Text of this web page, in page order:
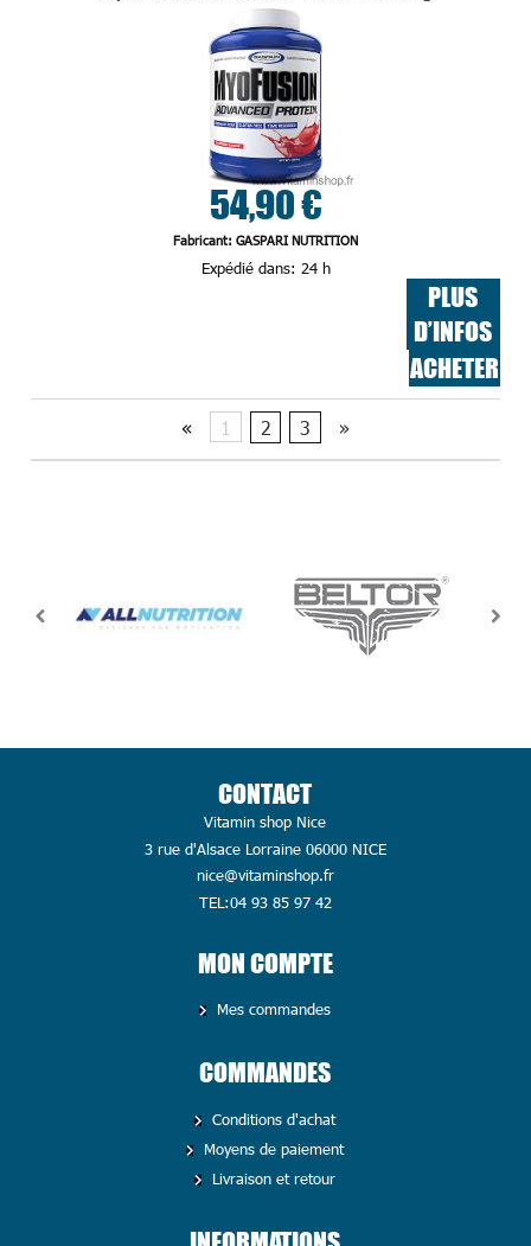
54,90 €
Fabricant: GASPARI NUTRITION
Expédié dans: 24 h
PLUS
D’INFOS
ACHETER
« 1 2 3 »
CONTACT
Vitamin shop Nice
3 rue d'Alsace Lorraine 06000 NICE
nice@vitaminshop.fr
TEL:04 93 85 97 42
MON COMPTE
Mes commandes
COMMANDES
Conditions d'achat
Moyens de paiement
Livraison et retour